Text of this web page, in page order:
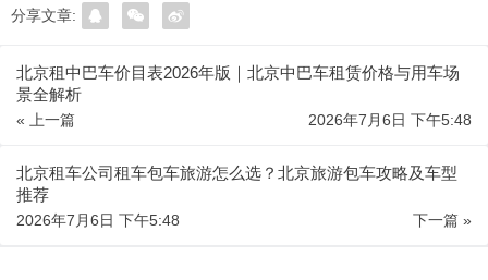
分享文章:
北京租中巴车价目表2026年版｜北京中巴车租赁价格与用车场
景全解析
« 上一篇 2026年7月6日 下午5:48
北京租车公司租车包车旅游怎么选？北京旅游包车攻略及车型
推荐
下一篇 »
2026年7月6日 下午5:48